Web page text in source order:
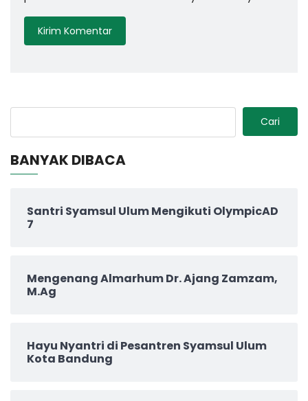
Cari
BANYAK DIBACA
Santri Syamsul Ulum Mengikuti OlympicAD
7
Mengenang Almarhum Dr. Ajang Zamzam,
M.Ag
Hayu Nyantri di Pesantren Syamsul Ulum
Kota Bandung